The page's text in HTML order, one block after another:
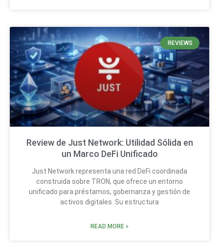
REVIEWS
Review de Just Network: Utilidad Sólida en
un Marco DeFi Unificado
Just Network representa una red DeFi coordinada
construida sobre TRON, que ofrece un entorno
unificado para préstamos, gobernanza y gestión de
activos digitales. Su estructura
READ MORE »